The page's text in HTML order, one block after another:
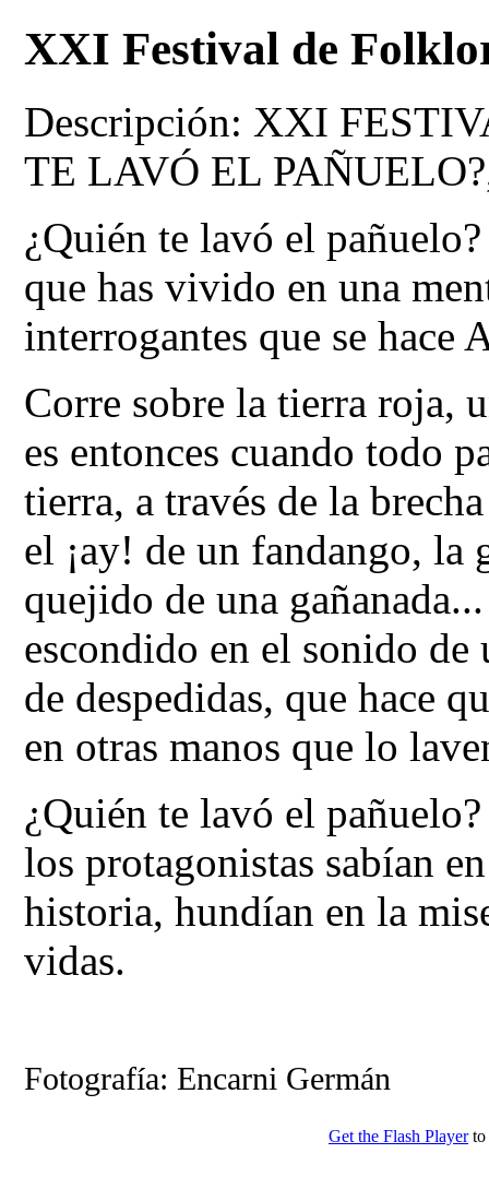
XXI Festival de
Descripción: XXI
TE LAVÓ EL
¿Quién te lavó el
que has vivido en una
interrogantes que se hace
Corre sobre la tierra roja,
es entonces cuando todo
tierra, a través de la
el ¡ay! de un fandango, la
quejido de una
escondido en el sonido
de despedidas, que hace
en otras manos que lo
¿Quién te lavó el
los protagonistas sabían
historia, hundían en la
vidas.
Fotografía: Encarni Germán